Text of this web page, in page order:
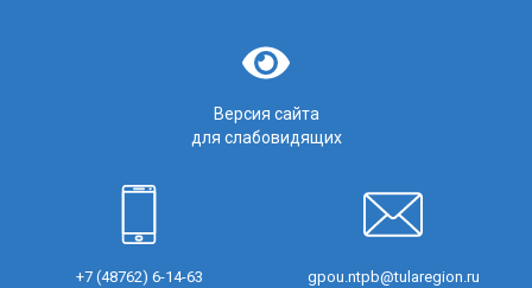
Версия сайта
для слабовидящих
+7 (48762) 6-14-63 gpou.ntpb@tularegion.ru